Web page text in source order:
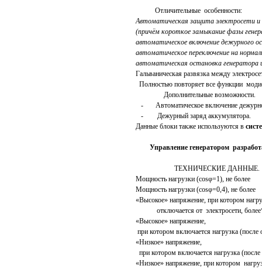
Отличительные особенности:
Автоматическая защита электросети и
(причём короткое замыкание фазы
автоматическое включение дежурного
автоматическое переключение на
автоматическая остановка генератора
Гальваническая развязка между
Полностью повторяет все функции
Дополнительные возможности.
- Автоматическое включение
- Дежурный заряд аккумулятора.
Данные блоки также используются в
Управление генератором
ТЕХНИЧЕСКИЕ ДАННЫЕ.
Мощность нагрузки
Мощность нагрузки
«Высокое» напряжение, при котором
отключается от
«Высокое» напряжение,
при котором включается нагрузка
«Низкое» напряжение,
при котором включается нагрузка
«Низкое» напряжение, при котором